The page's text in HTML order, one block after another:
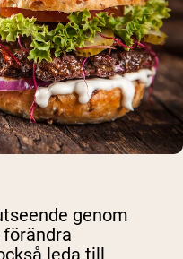
genom
leda till